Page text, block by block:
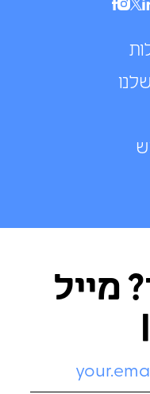
מייל